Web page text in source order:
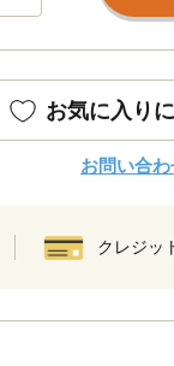
お気に入り
お問い合
クレジッ